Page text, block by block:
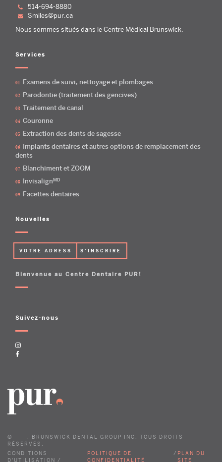
514-694-8880
smiles@pur.ca
Nous sommes situés dans le Centre Médical Brunswick.
Services
Examens de suivi, nettoyage et plombages
Parodontie (traitement des gencives)
Traitement de canal
Couronne
Extraction des dents de sagesse
Implants dentaires et autres options de remplacement des
dents
Blanchiment et ZOOM
Invisalign MD
Facettes dentaires
Nouvelles
Bienvenue au Centre Dentaire PUR!
Suivez-nous
©
, BRUNSWICK DENTAL GROUP INC. TOUS DROITS
RÉSERVÉS.
CONDITIONS
D'UTILISATION /
POLITIQUE DE
CONFIDENTIALITÉ
/ PLAN DU
SITE